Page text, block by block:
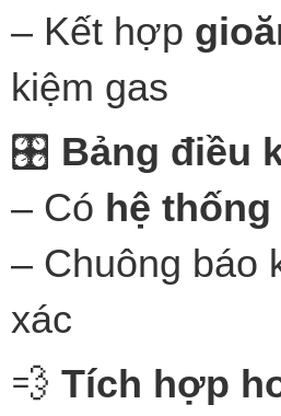
– Kết hợp
kiệm gas
🎛️ Bảng điều
– Có hệ
– Chuông báo
xác
💨 Tích hợp